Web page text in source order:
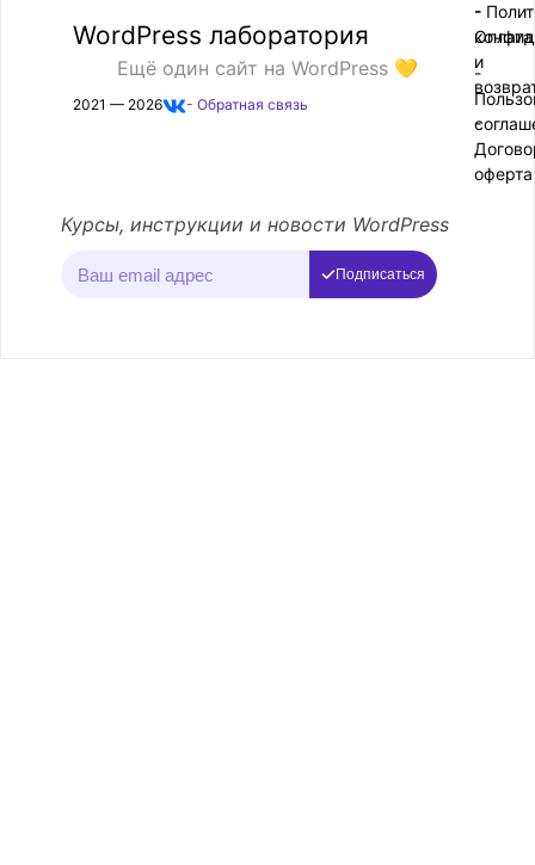
WordPress лаборатория
Ещё один сайт на WordPress 💛
2021 — 2026 - Обратная связь
-
-
-
Оплата
и
-
оферта
Курсы, инструкции и новости WordPress
Подписаться